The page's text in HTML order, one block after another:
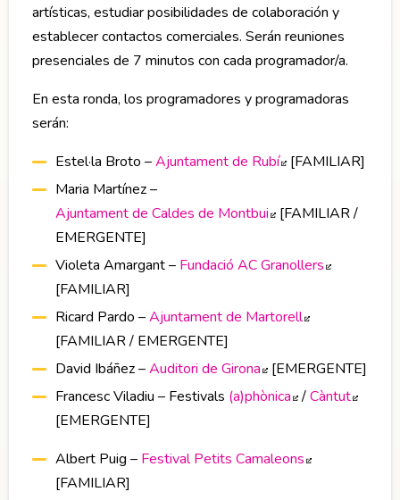
artísticas, estudiar posibilidades de colaboración y
establecer contactos comerciales. Serán reuniones
presenciales de 7 minutos con cada programador/a.
En esta ronda, los programadores y programadoras
serán:
Estel·la Broto –Ajuntament de Rubí Abre en nueva
[FAMILIAR]
Maria Martínez –
Ajuntament de Caldes de Montbui
Abre en nueva
[FAMILIAR /
EMERGENTE]
Violeta Amargant – Fundació AC Granollers
[FAMILIAR]
Ricard Pardo –Ajuntament de Martorell
[FAMILIAR / EMERGENTE]
David Ibáñez –Auditori de Girona Abre en nueva
[EMERGENTE]
Francesc Viladiu – Festivals (a)phònica Abre en nueva
/Càntut
[EMERGENTE]
Albert Puig – Festival Petits Camaleons
[FAMILIAR]